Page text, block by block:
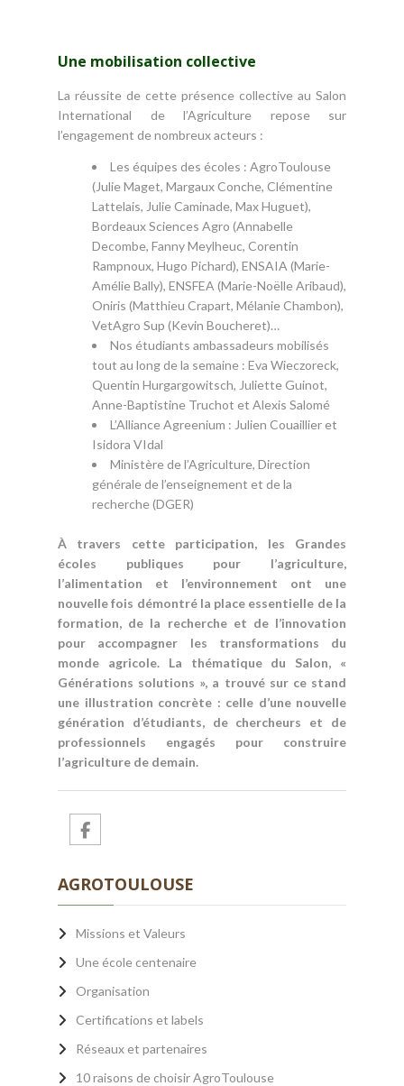
Une mobilisation collective
La réussite de cette présence collective au Salon
International de l’Agriculture repose sur
l’engagement de nombreux acteurs :
Les équipes des écoles : AgroToulouse
(Julie Maget, Margaux Conche, Clémentine
Lattelais, Julie Caminade, Max Huguet),
Bordeaux Sciences Agro (Annabelle
Decombe, Fanny Meylheuc, Corentin
Rampnoux, Hugo Pichard), ENSAIA (Marie-
Amélie Bally), ENSFEA (Marie-Noëlle Aribaud),
Oniris (Matthieu Crapart, Mélanie Chambon),
VetAgro Sup (Kevin Boucheret)…
Nos étudiants ambassadeurs mobilisés
tout au long de la semaine : Eva Wieczoreck,
Quentin Hurgargowitsch, Juliette Guinot,
Anne-Baptistine Truchot et Alexis Salomé
L’Alliance Agreenium : Julien Couaillier et
Isidora VIdal
Ministère de l’Agriculture, Direction
générale de l’enseignement et de la
recherche (DGER)
À travers cette participation, les Grandes
écoles publiques pour l’agriculture,
l’alimentation et l’environnement ont une
nouvelle fois démontré la place essentielle de la
formation, de la recherche et de l’innovation
pour accompagner les transformations du
monde agricole. La thématique du Salon, «
Générations solutions », a trouvé sur ce stand
une illustration concrète : celle d’une nouvelle
génération d’étudiants, de chercheurs et de
professionnels engagés pour construire
l’agriculture de demain.
AGROTOULOUSE
Missions et Valeurs
Une école centenaire
Organisation
Certifications et labels
Réseaux et partenaires
10 raisons de choisir AgroToulouse